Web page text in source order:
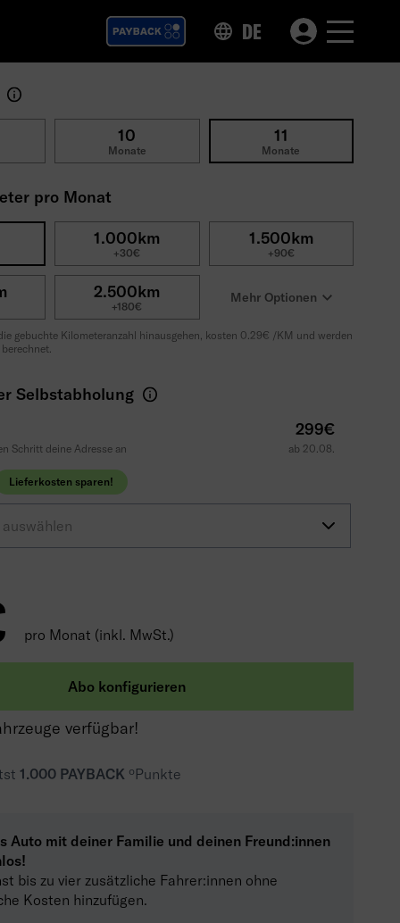
DE
10
Monate
11
Monate
pro Monat
1.000km
+30€
1.500km
+90€
2.500km
+180€
Mehr Optionen
gebuchte Kilometeranzahl hinausgehen, kosten 0.29€ /KM und werden
Selbstabholung
Schritt deine Adresse an
299€
ab 20.08.
Lieferkosten sparen!
pro Monat (inkl. MwSt.)
Abo konfigurieren
verfügbar!
1.000 PAYBACKºPunkte
Auto mit deiner Familie und deinen Freund:innen
bis zu vier zusätzliche Fahrer:innen ohne
Kosten hinzufügen.